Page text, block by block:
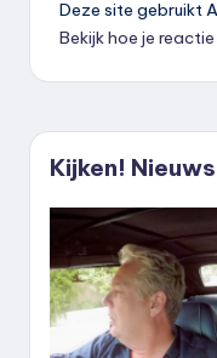
Deze site gebruikt
Bekijk hoe je
Kijken!